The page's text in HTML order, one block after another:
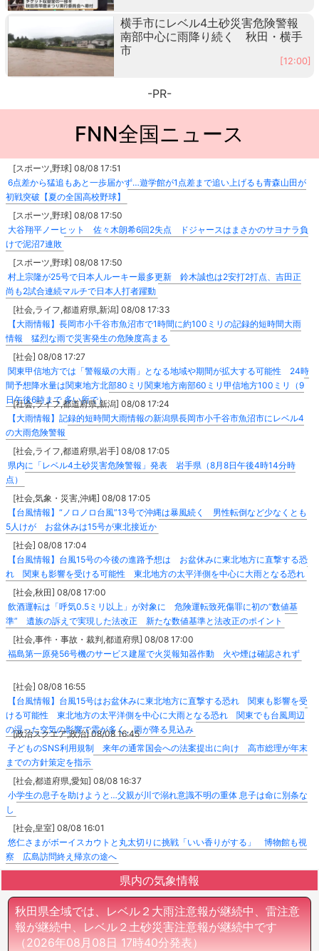
横手市にレベル4土砂災害危険警報
南部中心に雨降り続く 秋田・横手
市
[12:00]
-PR-
FNN全国ニュース
[スポーツ,野球] 08/08 17:51
6点差から猛追もあと一歩届かず…遊学館が1点差まで追い上げるも青森山田が
初戦突破【夏の全国高校野球】
[スポーツ,野球] 08/08 17:50
大谷翔平ノーヒット 佐々木朗希6回2失点 ドジャースはまさかのサヨナラ負
けで泥沼7連敗
[スポーツ,野球] 08/08 17:50
村上宗隆が25号で日本人ルーキー最多更新 鈴木誠也は2安打2打点、吉田正
尚も2試合連続マルチで日本人打者躍動
[社会,ライフ,都道府県,新潟] 08/08 17:33
【大雨情報】長岡市小千谷市魚沼市で1時間に約100ミリの記録的短時間大雨
情報 猛烈な雨で災害発生の危険度高まる
[社会] 08/08 17:27
関東甲信地方では「警報級の大雨」となる地域や期間が拡大する可能性 24時
間予想降水量は関東地方北部80ミリ関東地方南部60ミリ甲信地方100ミリ（9
日午後6時まで 多い所で）
[社会,ライフ,都道府県,新潟] 08/08 17:24
【大雨情報】記録的短時間大雨情報の新潟県長岡市小千谷市魚沼市にレベル4
の大雨危険警報
[社会,ライフ,都道府県,岩手] 08/08 17:05
県内に「レベル4土砂災害危険警報」発表 岩手県（8月8日午後4時14分時
点）
[社会,気象・災害,沖縄] 08/08 17:05
【台風情報】“ノロノロ台風”13号で沖縄は暴風続く 男性転倒など少なくとも
5人けが お盆休みは15号が東北接近か
[社会] 08/08 17:04
【台風情報】台風15号の今後の進路予想は お盆休みに東北地方に直撃する恐
れ 関東も影響を受ける可能性 東北地方の太平洋側を中心に大雨となる恐れ
[社会,秋田] 08/08 17:00
飲酒運転は「呼気0.5ミリ以上」が対象に 危険運転致死傷罪に初の“数値基
準” 遺族の訴えで実現した法改正 新たな数値基準と法改正のポイント
[社会,事件・事故・裁判,都道府県] 08/08 17:00
福島第一原発56号機のサービス建屋で火災報知器作動 火や煙は確認されず
[社会] 08/08 16:55
【台風情報】台風15号はお盆休みに東北地方に直撃する恐れ 関東も影響を受
ける可能性 東北地方の太平洋側を中心に大雨となる恐れ 関東でも台風周辺
の湿った空気の影響で雲が多く、雨が降る見込み
[政治スクエア,政治] 08/08 16:45
子どものSNS利用規制 来年の通常国会への法案提出に向け 高市総理が年末
までの方針策定を指示
[社会,都道府県,愛知] 08/08 16:37
小学生の息子を助けようと…父親が川で溺れ意識不明の重体 息子は命に別条な
し
[社会,皇室] 08/08 16:01
悠仁さまがボーイスカウトと丸太切りに挑戦「いい香りがする」 博物館も視
察 広島訪問終え帰京の途へ
県内の気象情報
秋田県全域では、レベル２大雨注意報が継続中、雷注意
報が継続中、レベル２土砂災害注意報が継続中です
（2026年08月08日 17時40分発表）